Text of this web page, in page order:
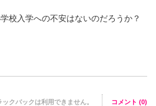
校入学への不安はないのだろうか？
ックバックは利用できません。 コメント (0)